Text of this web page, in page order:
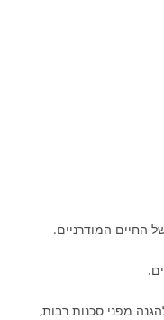
החיים המודרניים.
מפני סכנות רבות,